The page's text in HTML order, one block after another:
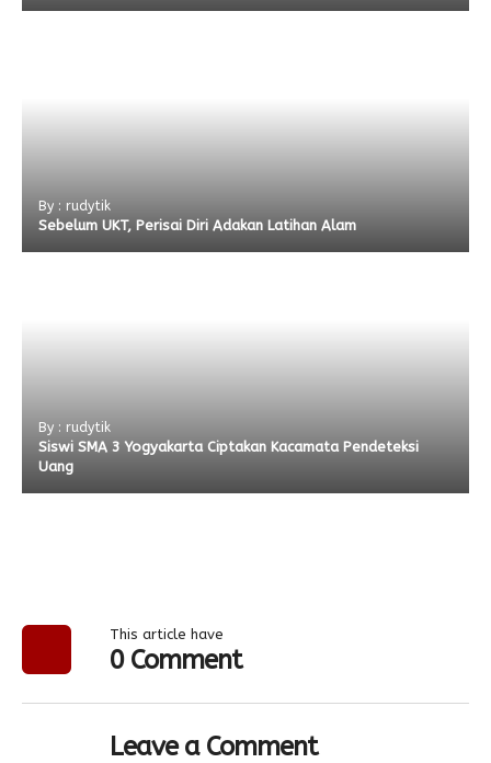
By : rudytik
Sebelum UKT, Perisai Diri Adakan Latihan Alam
By : rudytik
Siswi SMA 3 Yogyakarta Ciptakan Kacamata Pendeteksi
Uang
This article have
0 Comment
Leave a Comment